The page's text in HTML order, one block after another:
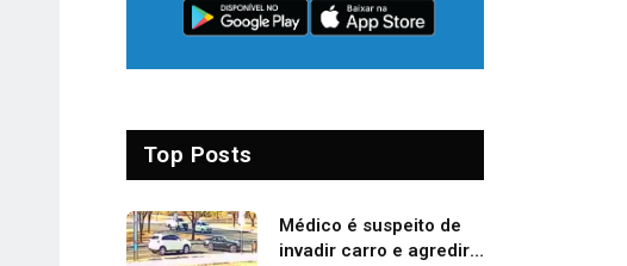
Top Posts
Médico é suspeito de
invadir carro e agredir